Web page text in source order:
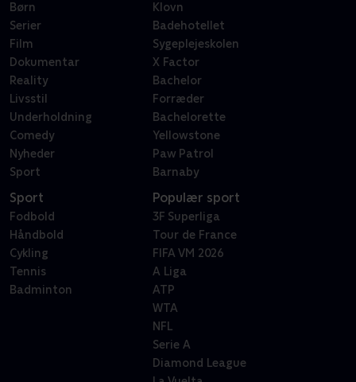
Børn
Serier
Film
Dokumentar
Reality
Livsstil
Underholdning
Comedy
Nyheder
Sport
Klovn
Badehotellet
Sygeplejeskolen
X Factor
Bachelor
Forræder
Bachelorette
Yellowstone
Paw Patrol
Barnaby
Sport
Fodbold
Håndbold
Cykling
Tennis
Badminton
Populær sport
3F Superliga
Tour de France
FIFA VM 2026
A Liga
ATP
WTA
NFL
Serie A
Diamond League